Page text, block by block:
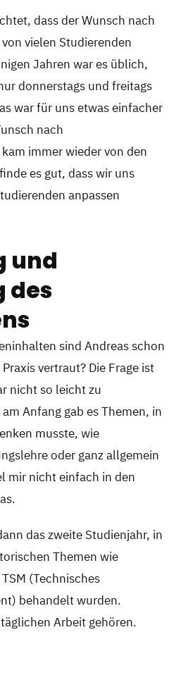
dass der Wunsch nach
vielen Studierenden
Jahren war es üblich,
donnerstags und freitags
war für uns etwas einfacher
nach
immer wieder von den
es gut, dass wir uns
anpassen
und
des
sind Andreas schon
vertraut? Die Frage ist
nicht so leicht zu
Anfang gab es Themen, in
musste, wie
oder ganz allgemein
mir nicht einfach in den
das zweite Studienjahr, in
Themen wie
(Technisches
behandelt wurden.
Arbeit gehören.